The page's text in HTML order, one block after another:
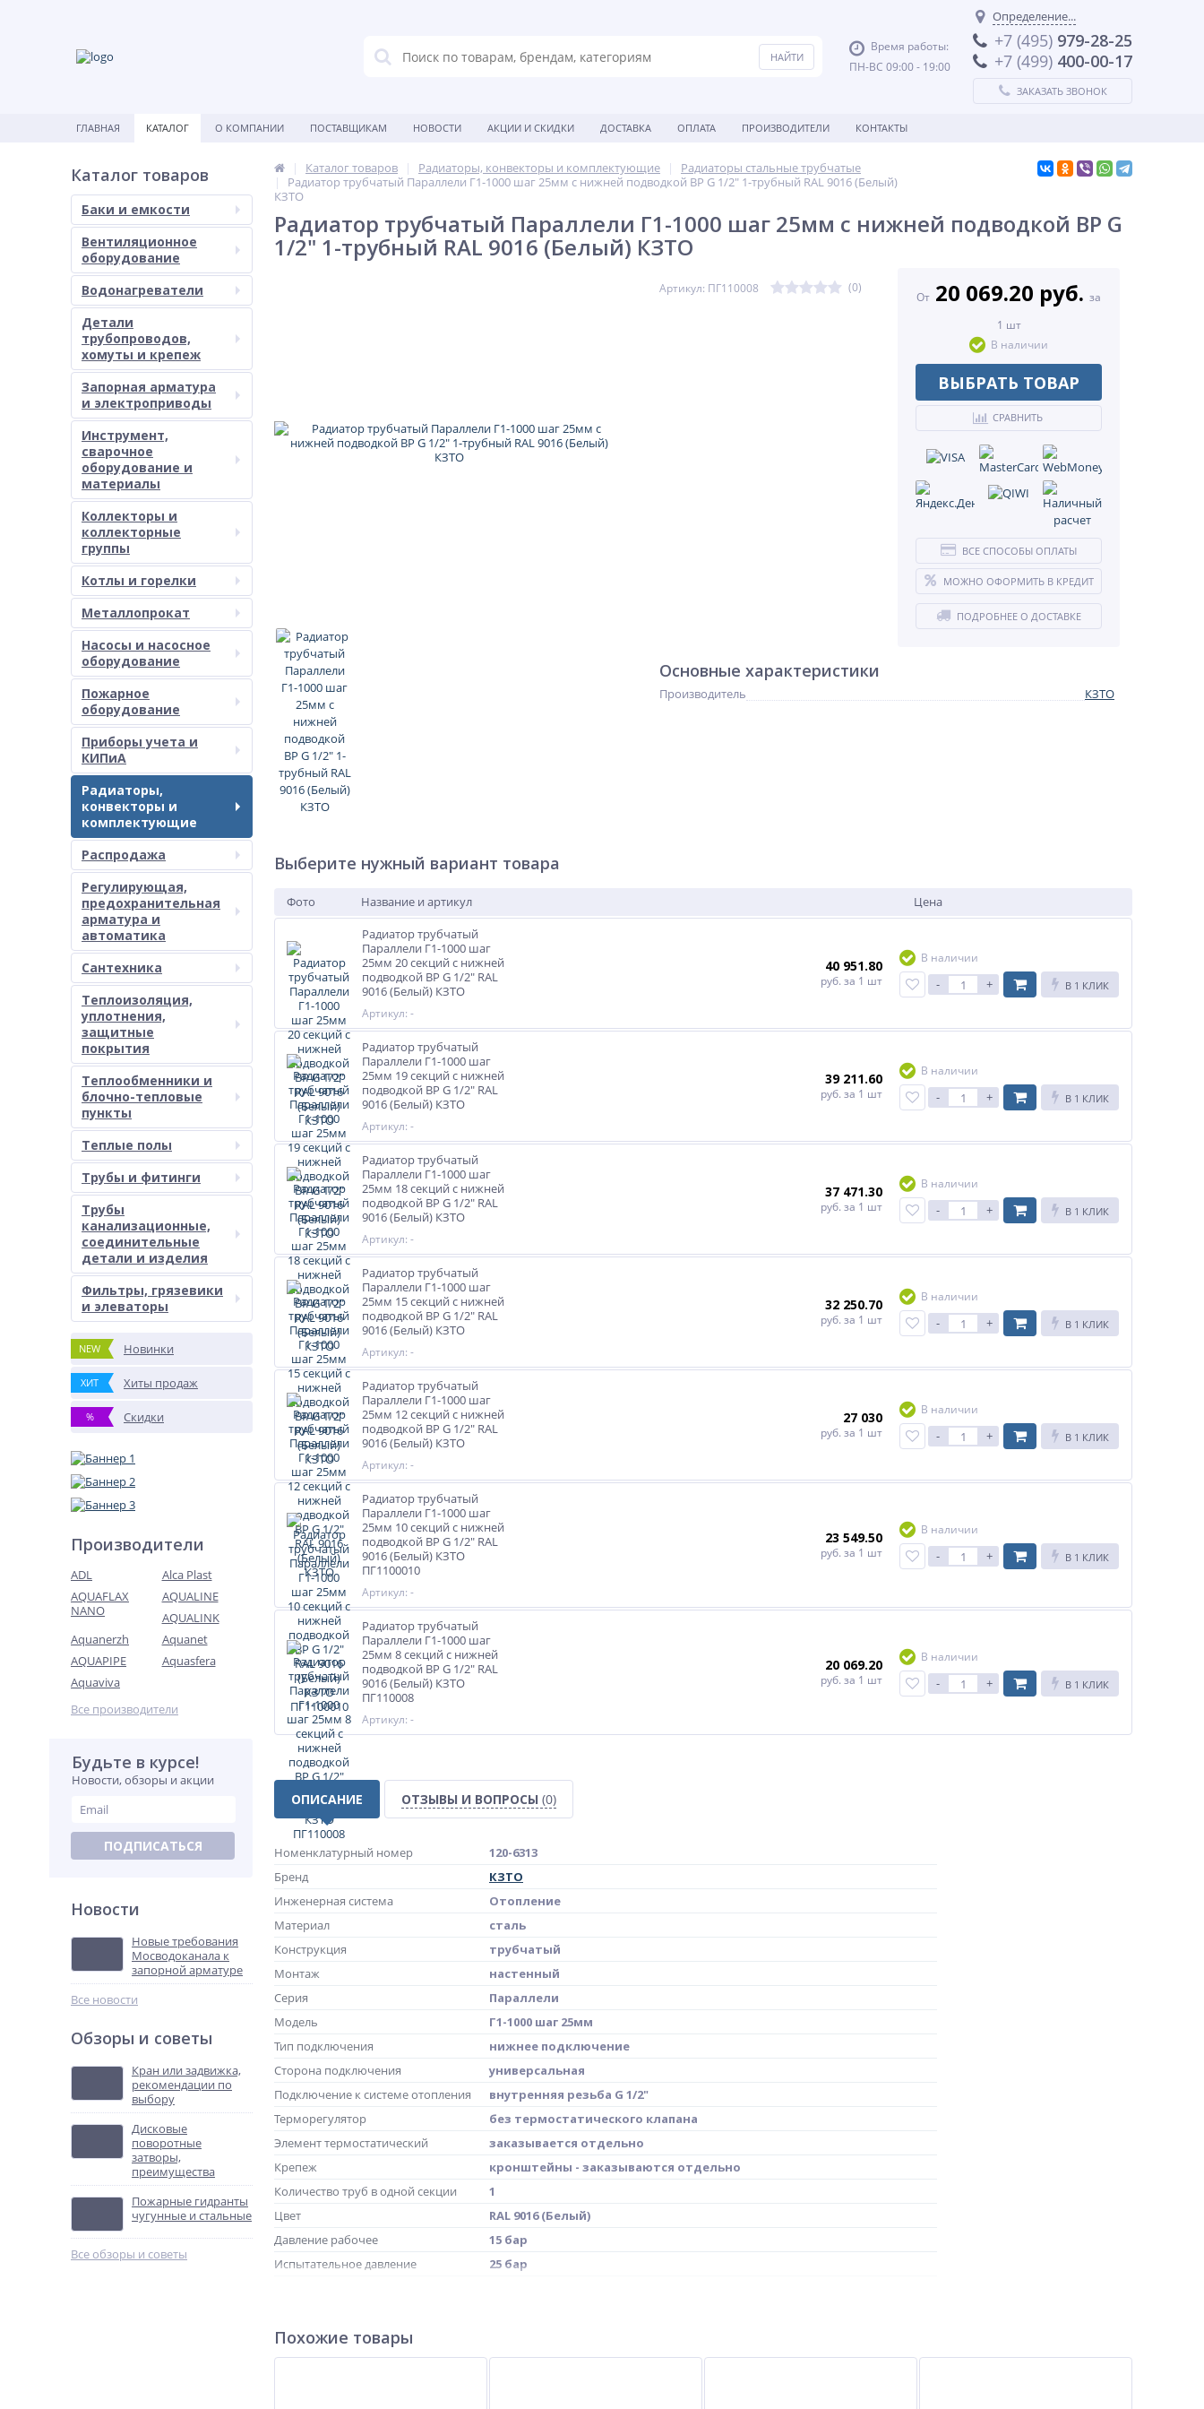
Время работы:
ПН-ВС 09:00 - 19:00
Определение...
+7 (495) 979-28-25
+7 (499) 400-00-17
ЗАКАЗАТЬ ЗВОНОК
ГЛАВНАЯ КАТАЛОГ О КОМПАНИИ ПОСТАВЩИКАМ НОВОСТИ АКЦИИ И СКИДКИ ДОСТАВКА ОПЛАТА ПРОИЗВОДИТЕЛИ КОНТАКТЫ
Каталог товаров
Баки и емкости
Вентиляционное
оборудование
Водонагреватели
Детали
трубопроводов,
хомуты и крепеж
Запорная арматура
и электроприводы
Инструмент,
сварочное
оборудование и
материалы
Коллекторы и
коллекторные
группы
Котлы и горелки
Металлопрокат
Насосы и насосное
оборудование
Пожарное
оборудование
Приборы учета и
КИПиА
Радиаторы,
конвекторы и
комплектующие
Распродажа
Регулирующая,
предохранительная
арматура и
автоматика
Сантехника
Теплоизоляция,
уплотнения,
защитные
покрытия
Теплообменники и
блочно-тепловые
пункты
Теплые полы
Трубы и фитинги
Трубы
канализационные,
соединительные
детали и изделия
Фильтры, грязевики
и элеваторы
NEW Новинки
ХИТ Хиты продаж
% Скидки
Производители
ADL
Alca Plast
AQUAFLAX
NANO
AQUALINE
AQUALINK
Aquanerzh
Aquanet
AQUAPIPE
Aquasfera
Aquaviva
Все производители
Будьте в курсе!
Новости, обзоры и акции
ПОДПИСАТЬСЯ
Новости
Новые требования
Мосводоканала к
запорной арматуре
Все новости
Обзоры и советы
Кран или задвижка,
рекомендации по
выбору
Дисковые
поворотные
затворы,
преимущества
Пожарные гидранты
чугунные и стальные
Все обзоры и советы
Каталог товаров Радиаторы, конвекторы и комплектующие
Радиаторы стальные трубчатые
Радиатор трубчатый Параллели Г1-1000 шаг 25мм с нижней подводкой ВР G 1/2" 1-трубный RAL 9016 (Белый)
КЗТО
Радиатор трубчатый Параллели Г1-1000 шаг 25мм с нижней подводкой ВР G
1/2" 1-трубный RAL 9016 (Белый) КЗТО
Артикул: ПГ110008 (0)
От 20 069.20 руб. за
1 шт
В наличии
ВЫБРАТЬ ТОВАР
СРАВНИТЬ
ВСЕ СПОСОБЫ ОПЛАТЫ
МОЖНО ОФОРМИТЬ В КРЕДИТ
ПОДРОБНЕЕ О ДОСТАВКЕ
Основные характеристики
Производитель КЗТО
Выберите нужный вариант товара
Фото Название и артикул
Цена
Радиатор трубчатый
Параллели Г1-1000 шаг
25мм 20 секций с нижней
подводкой ВР G 1/2" RAL
9016 (Белый) КЗТО
Артикул: -
40 951.80
руб. за 1 шт
В наличии
- + В 1 КЛИК
Радиатор трубчатый
Параллели Г1-1000 шаг
25мм 19 секций с нижней
подводкой ВР G 1/2" RAL
9016 (Белый) КЗТО
Артикул: -
39 211.60
руб. за 1 шт
В наличии
- + В 1 КЛИК
Радиатор трубчатый
Параллели Г1-1000 шаг
25мм 18 секций с нижней
подводкой ВР G 1/2" RAL
9016 (Белый) КЗТО
Артикул: -
37 471.30
руб. за 1 шт
В наличии
- + В 1 КЛИК
Радиатор трубчатый
Параллели Г1-1000 шаг
25мм 15 секций с нижней
подводкой ВР G 1/2" RAL
9016 (Белый) КЗТО
Артикул: -
32 250.70
руб. за 1 шт
В наличии
- + В 1 КЛИК
Радиатор трубчатый
Параллели Г1-1000 шаг
25мм 12 секций с нижней
подводкой ВР G 1/2" RAL
9016 (Белый) КЗТО
Артикул: -
27 030
руб. за 1 шт
В наличии
- + В 1 КЛИК
Радиатор трубчатый
Параллели Г1-1000 шаг
25мм 10 секций с нижней
подводкой ВР G 1/2" RAL
9016 (Белый) КЗТО
ПГ1100010
Артикул: -
23 549.50
руб. за 1 шт
В наличии
- + В 1 КЛИК
Радиатор трубчатый
Параллели Г1-1000 шаг
25мм 8 секций с нижней
подводкой ВР G 1/2" RAL
9016 (Белый) КЗТО
ПГ110008
Артикул: -
20 069.20
руб. за 1 шт
В наличии
- + В 1 КЛИК
ОПИСАНИЕ ОТЗЫВЫ И ВОПРОСЫ (0)
Номенклатурный номер
120-6313
Бренд
КЗТО
Инженерная система
Отопление
Материал
сталь
Конструкция
трубчатый
Монтаж
настенный
Серия
Параллели
Модель
Г1-1000 шаг 25мм
Тип подключения
нижнее подключение
Сторона подключения
универсальная
Подключение к системе отопления
внутренняя резьба G 1/2"
Терморегулятор
без термостатического клапана
Элемент термостатический
заказывается отдельно
Крепеж
кронштейны - заказываются отдельно
Количество труб в одной секции
1
Цвет
RAL 9016 (Белый)
Давление рабочее
15 бар
Испытательное давление
25 бар
Вес секции
Объем воды секции
0.293 л
Похожие товары